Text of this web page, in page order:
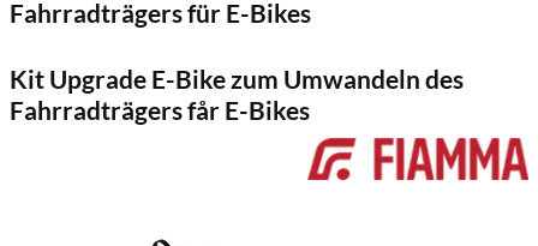
Fahrradträgers für E-Bikes
Kit Upgrade E-Bike zum Umwandeln des
Fahrradträgers får E-Bikes